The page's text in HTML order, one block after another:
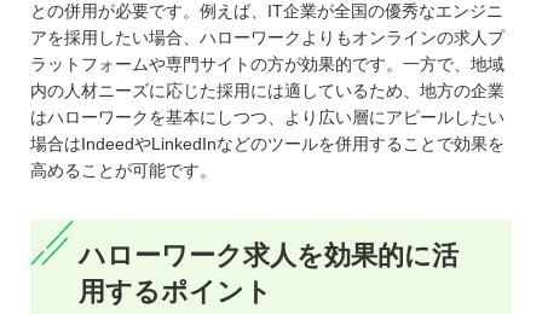
との併用が必要です。例えば、IT企業が全国の優秀なエンジニ
アを採用したい場合、ハローワークよりもオンラインの求人プ
ラットフォームや専門サイトの方が効果的です。一方で、地域
内の人材ニーズに応じた採用には適しているため、地方の企業
はハローワークを基本にしつつ、より広い層にアピールしたい
場合はIndeedやLinkedInなどのツールを併用することで効果を
高めることが可能です。
ハローワーク求人を効果的に活
用するポイント